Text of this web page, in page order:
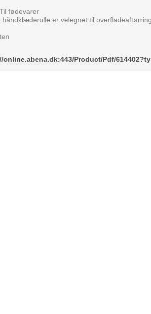
fødevarer
håndklæderulle er velegnet til
online.abena.dk:443/Product/Pdf/